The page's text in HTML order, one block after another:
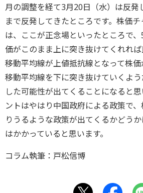
月の調整を経て3月20日（水）は反発
まで反発してきたところです。株価
は、ここが正念場といったところで
価がこのまま上に突き抜けてくれれ
移動平均線が上値抵抗線となって株
移動平均線を下に突き抜けていくよ
した可能性が出てくることになると
ントはやはり中国政府による政策で
りうるような政策が出てくるかどう
はかかっていると思います。
コラム執筆：戸松信博